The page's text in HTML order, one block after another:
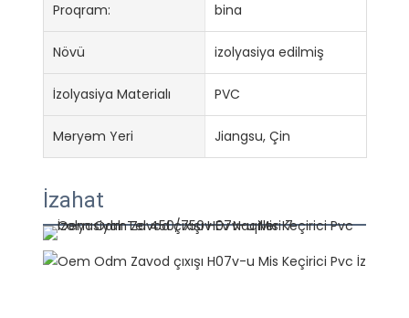
Proqram: bina
Növü izolyasiya edilmiş
İzolyasiya Materialı PVC
Məryəm Yeri Jiangsu, Çin
İzahat